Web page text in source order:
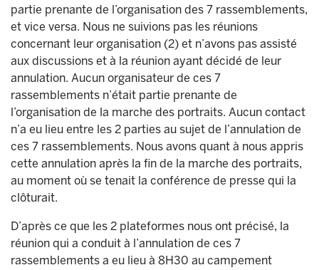
partie prenante de l’organisation des 7 rassemblements,
et vice versa. Nous ne suivions pas les réunions
concernant leur organisation (2) et n’avons pas assisté
aux discussions et à la réunion ayant décidé de leur
annulation. Aucun organisateur de ces 7
rassemblements n’était partie prenante de
l’organisation de la marche des portraits. Aucun contact
n’a eu lieu entre les 2 parties au sujet de l’annulation de
ces 7 rassemblements. Nous avons quant à nous appris
cette annulation après la fin de la marche des portraits,
au moment où se tenait la conférence de presse qui la
clôturait.
D’après ce que les 2 plateformes nous ont précisé, la
réunion qui a conduit à l’annulation de ces 7
rassemblements a eu lieu à 8H30 au campement